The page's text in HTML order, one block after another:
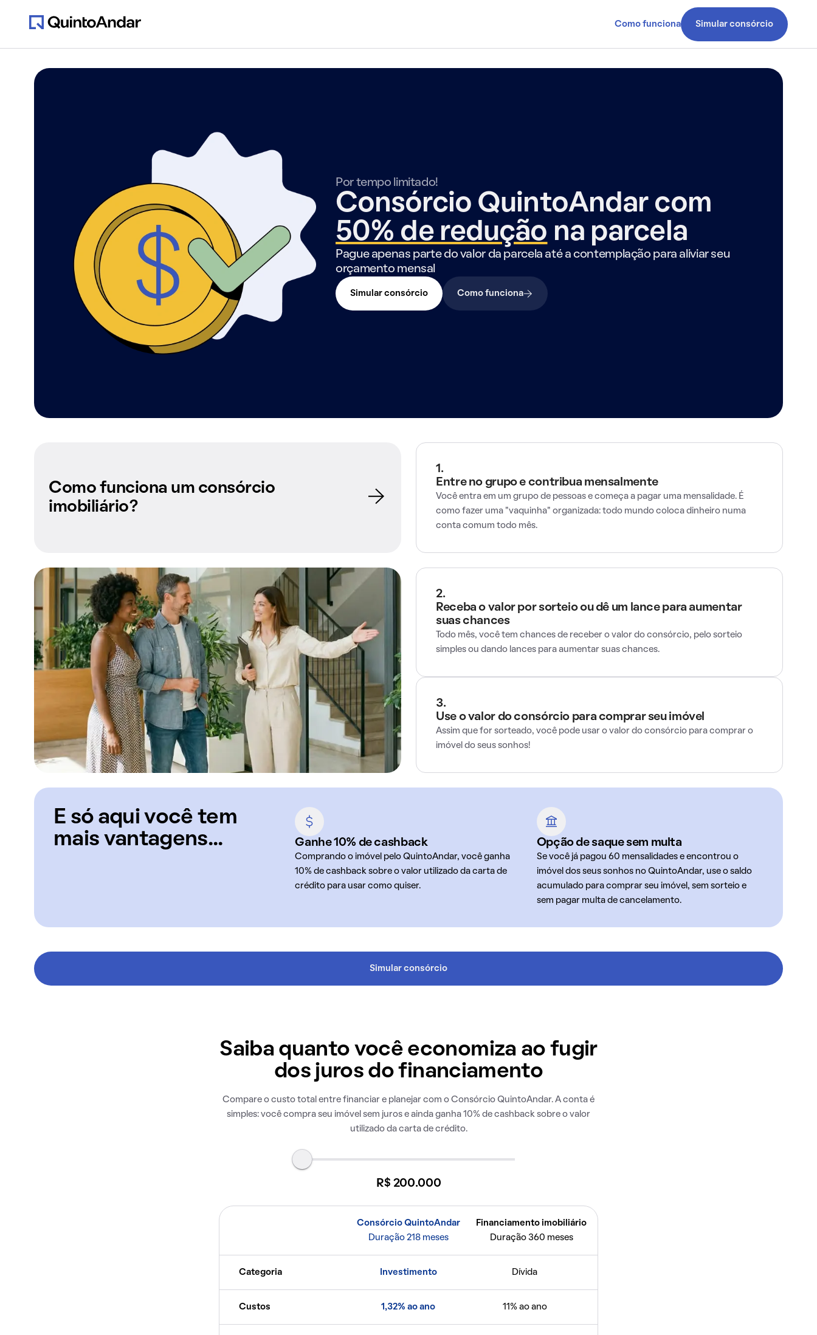
Como funciona Simular consórcio
Por tempo limitado!
Consórcio QuintoAndar com
50% de redução na parcela
Pague apenas parte do valor da parcela até a contemplação para aliviar seu
orçamento mensal
Simular consórcio Como funciona
Como funciona um consórcio
imobiliário?
1.
Entre no grupo e contribua mensalmente
Você entra em um grupo de pessoas e começa a pagar uma mensalidade. É
como fazer uma "vaquinha" organizada: todo mundo coloca dinheiro numa
conta comum todo mês.
2.
Receba o valor por sorteio ou dê um lance para aumentar
suas chances
Todo mês, você tem chances de receber o valor do consórcio, pelo sorteio
simples ou dando lances para aumentar suas chances.
3.
Use o valor do consórcio para comprar seu imóvel
Assim que for sorteado, você pode usar o valor do consórcio para comprar o
imóvel do seus sonhos!
E só aqui você tem
mais vantagens...
Ganhe 10% de cashback
Comprando o imóvel pelo QuintoAndar, você ganha
10% de cashback sobre o valor utilizado da carta de
crédito para usar como quiser.
Opção de saque sem multa
Se você já pagou 60 mensalidades e encontrou o
imóvel dos seus sonhos no QuintoAndar, use o saldo
acumulado para comprar seu imóvel, sem sorteio e
sem pagar multa de cancelamento.
Simular consórcio
Saiba quanto você economiza ao fugir
dos juros do financiamento
Compare o custo total entre financiar e planejar com o Consórcio QuintoAndar. A conta é
simples: você compra seu imóvel sem juros e ainda ganha 10% de cashback sobre o valor
utilizado da carta de crédito.
R$ 200.000
Consórcio QuintoAndar
Duração 218 meses
Financiamento imobiliário
Duração 360 meses
Categoria Investimento Dívida
Custos 1,32% ao ano 11% ao ano